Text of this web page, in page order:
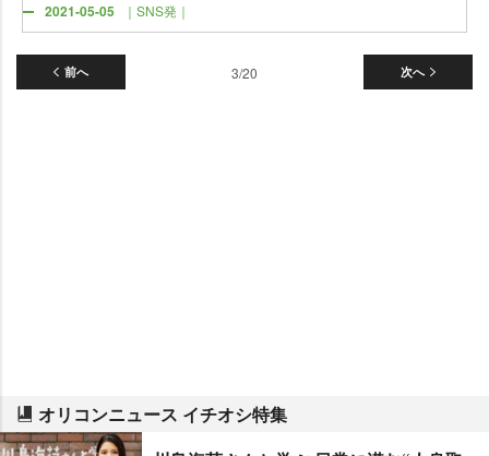
2021-05-05 ｜SNS発｜
前へ 次へ
3/20
オリコンニュース イチオシ特集